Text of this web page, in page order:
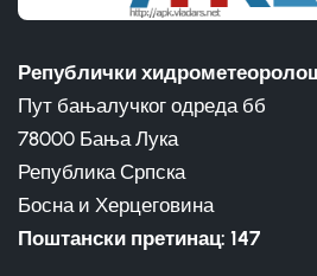
Републички
Пут бањалучког одреда бб
78000 Бања Лука
Република Српска
Босна и Херцеговина
Поштански претинац: 147